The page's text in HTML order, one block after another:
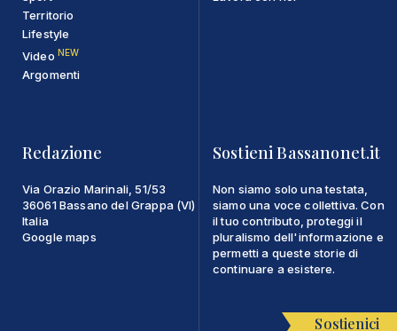
Territorio
Lifestyle
Video NEW
Argomenti
Redazione
Via Orazio Marinali, 51/53
36061 Bassano del Grappa (VI)
Italia
Google maps
Sostieni Bassanonet.it
Non siamo solo una testata,
siamo una voce collettiva. Con
il tuo contributo, proteggi il
pluralismo dell'informazione e
permetti a queste storie di
continuare a esistere.
Sostienici